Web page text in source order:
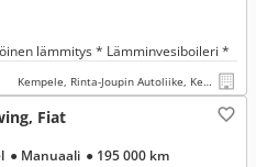
lämmitys * Lämminvesiboileri *
Kempele, Rinta-Joupin Autoliike, Kempele
Fiat
● Manuaali ● 195 000 km